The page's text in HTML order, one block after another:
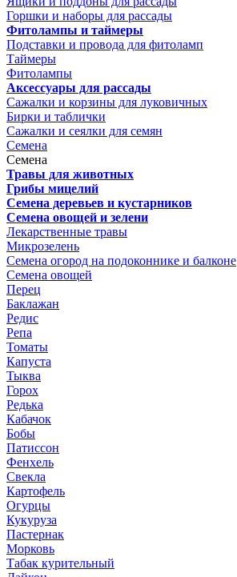
Горшки и наборы для рассады
Фитолампы и таймеры
Подставки и провода для фитоламп
Таймеры
Фитолампы
Аксессуары для рассады
Сажалки и корзины для луковичных
Бирки и таблички
Сажалки и сеялки для семян
Семена
Семена
Травы для животных
Грибы мицелий
Семена деревьев и кустарников
Семена овощей и зелени
Лекарственные травы
Микрозелень
Семена огород на подоконнике и балконе
Семена овощей
Перец
Баклажан
Редис
Репа
Томаты
Капуста
Тыква
Горох
Редька
Кабачок
Бобы
Патиссон
Фенхель
Свекла
Картофель
Огурцы
Кукуруза
Пастернак
Морковь
Табак курительный